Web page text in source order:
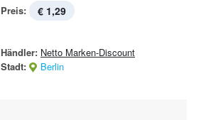
Preis: € 1,29
Händler: Netto Marken-Discount
Stadt:
Berlin